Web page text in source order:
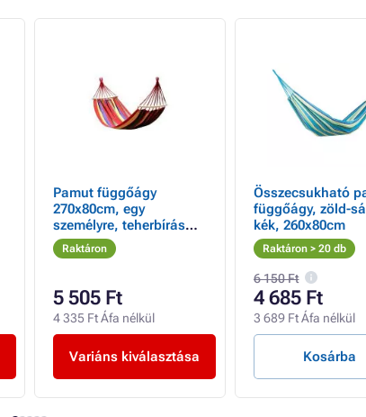
Pamut függőágy
270x80cm, egy
személyre, teherbírás
130kg
Raktáron
5 505 Ft
4 335 Ft Áfa nélkül
Variáns kiválasztása
Összecsukható
függőágy, zöld-
kék, 260x80cm
Raktáron > 20 db
6 150 Ft
4 685 Ft
3 689 Ft Áfa nélkül
Kosárba